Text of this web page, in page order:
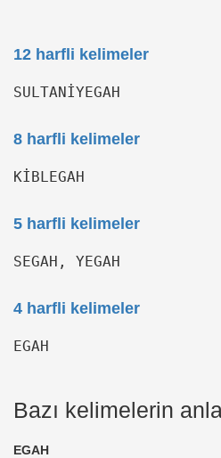
12 harfli kelimeler
SULTANİYEGAH
8 harfli kelimeler
KİBLEGAH
5 harfli kelimeler
SEGAH, YEGAH
4 harfli kelimeler
EGAH
Bazı kelimelerin
EGAH